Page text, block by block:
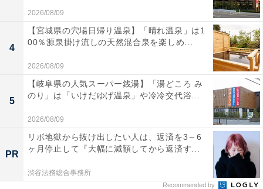
2026/08/09
4
【宮城県の穴場日帰り温泉】「晴れ温泉」は1
00％源泉掛け流しの天然混合泉を楽しめ...
2026/08/09
5
【岐阜県の人気スーパー銭湯】「湯どころ み
のり」は「いけだゆげ温泉」や冷冷交代浴...
2026/08/09
PR
リボ地獄から抜け出したい人は、返済を3～6
ヶ月停止して『大幅に減額してから返済す...
渋谷法務総合事務所
Recommended by